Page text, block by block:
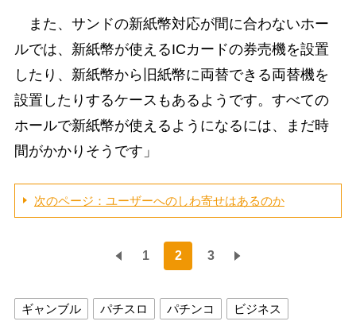
また、サンドの新紙幣対応が間に合わないホー
ルでは、新紙幣が使えるICカードの券売機を設置
したり、新紙幣から旧紙幣に両替できる両替機を
設置したりするケースもあるようです。すべての
ホールで新紙幣が使えるようになるには、まだ時
間がかかりそうです」
次のページ：ユーザーへのしわ寄せはあるのか
1 2 3
ギャンブル パチスロ パチンコ ビジネス